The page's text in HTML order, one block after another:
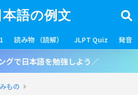
本語の例文
読み物 （読解） JLPT Quiz 発音
グで日本語を勉強しよう／
もの